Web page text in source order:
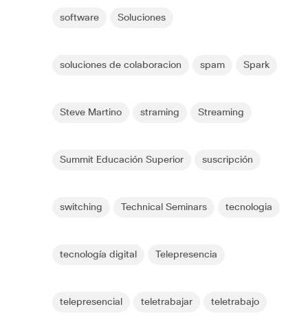
software Soluciones
soluciones de colaboracion spam Spark
Steve Martino straming Streaming
Summit Educación Superior suscripción
switching Technical Seminars tecnologia
tecnología digital Telepresencia
telepresencial teletrabajar teletrabajo